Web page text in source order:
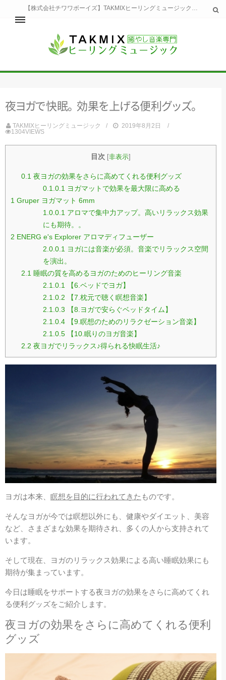
【株式会社チワワボーイズ】TAKMIXヒーリングミュージックへようこそ。TAKMIXヒーリングミュージックは貴方に特別な癒やしの時間をご提供致します。
ホーム
睡眠
美容
お問い合わせ
運営会社
夜ヨガで快眠。 効果を 上げる便利 グッズ。
TAKMIXヒーリングミュージック
2019年8月2日
1304VIEWS
目次 [非表示]
0.1 夜ヨガの効果をさらに高めてくれる便利グッズ
0.1.0.1 ヨガマットで効果を最大限に高める
1 Gruper ヨガマット 6mm
1.0.0.1 アロマで集中力アップ。高いリラックス効果
にも期待。。
2 ENERG e's Explorer アロマディフューザー
2.0.0.1 ヨガには音楽が必須。音楽でリラックス空間
を演出。
2.1 睡眠の質を高めるヨガのためのヒーリング音楽
2.1.0.1
【6.ベッドでヨガ】
2.1.0.2 【7.枕元で聴く瞑想音楽】
2.1.0.3 【8.ヨガで安らぐベッドタイム】
2.1.0.4 【9.瞑想のためのリラクゼーション音楽】
2.1.0.5 【10.眠りのヨガ音楽】
2.2 夜ヨガでリラックス♪得られる快眠生活♪
ヨガは本来、 瞑想を目的に行われてきた ものです。
そんなヨガが今では瞑想以外にも、健康やダイエット、美容
など、さまざまな効果を期待され、多くの人から支持されて
います。
そして現在、ヨガのリラックス効果による高い睡眠効果にも
期待が集まっています。
今日は睡眠をサポートする夜ヨガの効果をさらに高めてくれ
る便利グッズをご紹介します。
夜ヨガの効果をさらに高めてくれる便利
グッズ